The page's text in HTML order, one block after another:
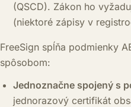
(QSCD). Zákon ho
(niektoré zápisy v
FreeSign spĺňa podmienky
spôsobom:
Jednoznačne spojený s
jednorazový certifikát